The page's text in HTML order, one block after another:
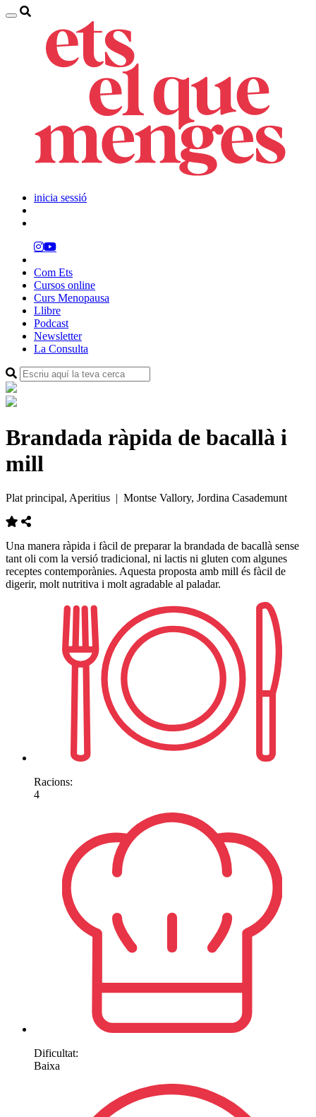
inicia sessió
Com Ets
Cursos online
Curs Menopausa
Llibre
Podcast
Newsletter
La Consulta
Brandada ràpida de bacallà i
mill
Plat principal, Aperitius | Montse Vallory, Jordina Casademunt
Una manera ràpida i fàcil de preparar la brandada de bacallà sense
tant oli com la versió tradicional, ni lactis ni gluten com algunes
receptes contemporànies. Aquesta proposta amb mill és fàcil de
digerir, molt nutritiva i molt agradable al paladar.
Racions:
4
Dificultat:
Baixa